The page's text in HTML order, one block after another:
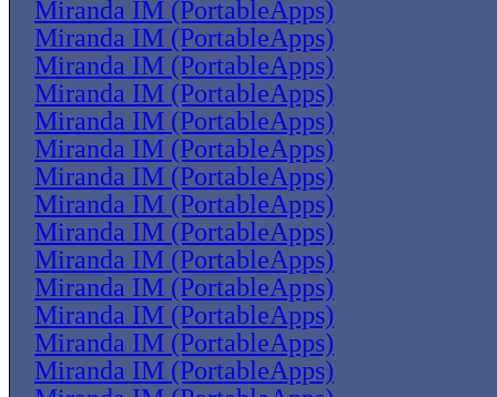
Miranda IM (PortableApps)
Miranda IM (PortableApps)
Miranda IM (PortableApps)
Miranda IM (PortableApps)
Miranda IM (PortableApps)
Miranda IM (PortableApps)
Miranda IM (PortableApps)
Miranda IM (PortableApps)
Miranda IM (PortableApps)
Miranda IM (PortableApps)
Miranda IM (PortableApps)
Miranda IM (PortableApps)
Miranda IM (PortableApps)
Miranda IM (PortableApps)